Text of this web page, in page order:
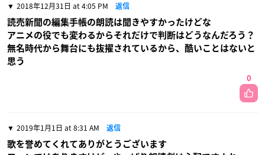
2018年12月31日 at 4:05 PM 返信
読売新聞の編集手帳の朗読は聞きやすかったけどな
アニメの役でも変わるからそれだけで判断はどうなんだろう？
無名時代から舞台にも抜擢されているから、酷いことはないと
思う
0
2019年1月1日 at 8:31 AM 返信
歌を誉めてくれてありがとうございます